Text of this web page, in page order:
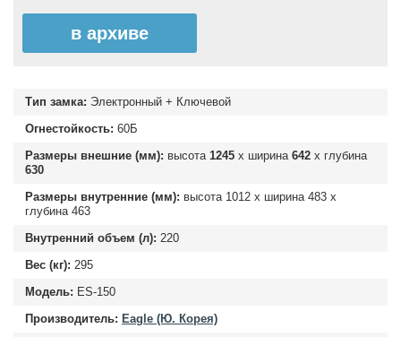
в архиве
Тип замка: Электронный + Ключевой
Огнестойкость: 60Б
Размеры внешние (мм): высота 1245 х ширина 642 х глубина
630
Размеры внутренние (мм): высота 1012 х ширина 483 х
глубина 463
Внутренний объем (л): 220
Вес (кг): 295
Модель: ES-150
Производитель: Eagle (Ю. Корея)